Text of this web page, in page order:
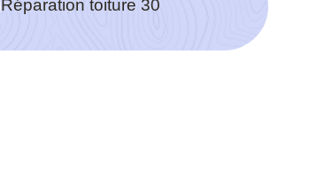
Réparation toiture 30